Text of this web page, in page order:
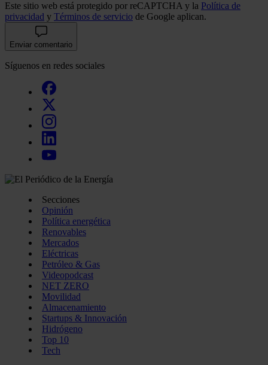
Este sitio web está protegido por reCAPTCHA y la Política de
privacidad y Términos de servicio de Google aplican.
Enviar comentario
Síguenos en redes sociales
Secciones
Opinión
Política energética
Renovables
Mercados
Eléctricas
Petróleo & Gas
Videopodcast
NET ZERO
Movilidad
Almacenamiento
Startups & Innovación
Hidrógeno
Top 10
Tech